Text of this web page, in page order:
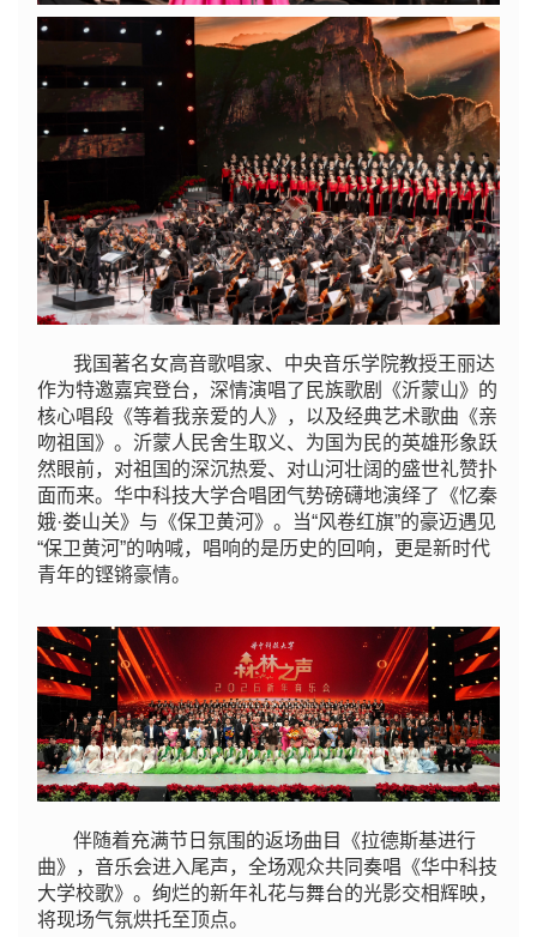
我国著名女高音歌唱家、中央音乐学院教授王丽达
作为特邀嘉宾登台，深情演唱了民族歌剧《沂蒙山》的
核心唱段《等着我亲爱的人》，以及经典艺术歌曲《亲
吻祖国》。沂蒙人民舍生取义、为国为民的英雄形象跃
然眼前，对祖国的深沉热爱、对山河壮阔的盛世礼赞扑
面而来。华中科技大学合唱团气势磅礴地演绎了《忆秦
娥·娄山关》与《保卫黄河》。当“风卷红旗”的豪迈遇见
“保卫黄河”的呐喊，唱响的是历史的回响，更是新时代
青年的铿锵豪情。
伴随着充满节日氛围的返场曲目《拉德斯基进行
曲》，音乐会进入尾声，全场观众共同奏唱《华中科技
大学校歌》。绚烂的新年礼花与舞台的光影交相辉映，
将现场气氛烘托至顶点。